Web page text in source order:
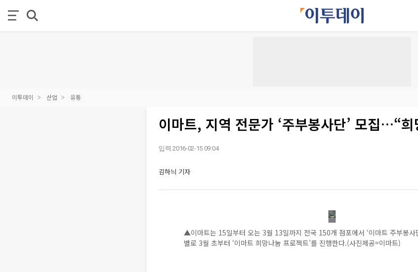
이투데이 산업 유통
이마트, 지역 전문가 ‘주부봉사단’ 모집…“
입력 2016-02-15 09:04
김하늬 기자
▲이마트는 15일부터 오는 3월 13일까지 전국 150개 점포에서 ‘이마트 주부봉사
별로 3월 초부터 ‘이마트 희망나눔 프로젝트’를 진행한다.(사진제공=이마트)